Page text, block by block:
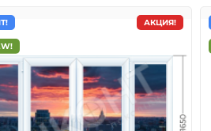
АКЦИЯ!